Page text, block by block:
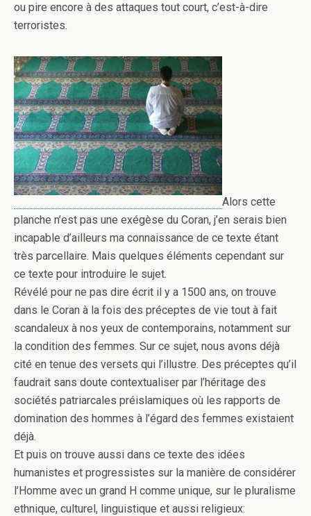
ou pire encore à des attaques tout court, c’est-à-dire
terroristes.
Alors cette
planche n’est pas une exégèse du Coran, j’en serais bien
incapable d’ailleurs ma connaissance de ce texte étant
très parcellaire. Mais quelques éléments cependant sur
ce texte pour introduire le sujet.
Révélé pour ne pas dire écrit il y a 1500 ans, on trouve
dans le Coran à la fois des préceptes de vie tout à fait
scandaleux à nos yeux de contemporains, notamment sur
la condition des femmes. Sur ce sujet, nous avons déjà
cité en tenue des versets qui l’illustre. Des préceptes qu’il
faudrait sans doute contextualiser par l’héritage des
sociétés patriarcales préislamiques où les rapports de
domination des hommes à l’égard des femmes existaient
déjà.
Et puis on trouve aussi dans ce texte des idées
humanistes et progressistes sur la manière de considérer
l’Homme avec un grand H comme unique, sur le pluralisme
ethnique, culturel, linguistique et aussi religieux: